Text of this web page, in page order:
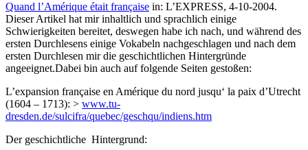
Quand l’Amérique était française in: L’EXPRESS, 4-10-2004.
Dieser Artikel hat mir inhaltlich und sprachlich einige
Schwierigkeiten bereitet, deswegen habe ich nach, und während des
ersten Durchlesens einige Vokabeln nachgeschlagen und nach dem
ersten Durchlesen mir die geschichtlichen Hintergründe
angeeignet.Dabei bin auch auf folgende Seiten gestoßen:
L’expansion française en Amérique du nord jusqu‘ la paix d’Utrecht
(1604 – 1713): > www.tu-
dresden.de/sulcifra/quebec/geschqu/indiens.htm
Der geschichtliche Hintergrund: